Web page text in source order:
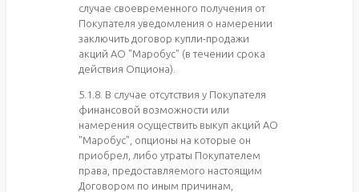
случае своевременного получения от
Покупателя уведомления о намерении
заключить договор купли-продажи
акций АО "Маробус" (в течении срока
действия Опциона).
5.1.8. В случае отсутствия у Покупателя
финансовой возможности или
намерения осуществить выкуп акций АО
"Маробус", опционы на которые он
приобрел, либо утраты Покупателем
права, предоставляемого настоящим
Договором по иным причинам,